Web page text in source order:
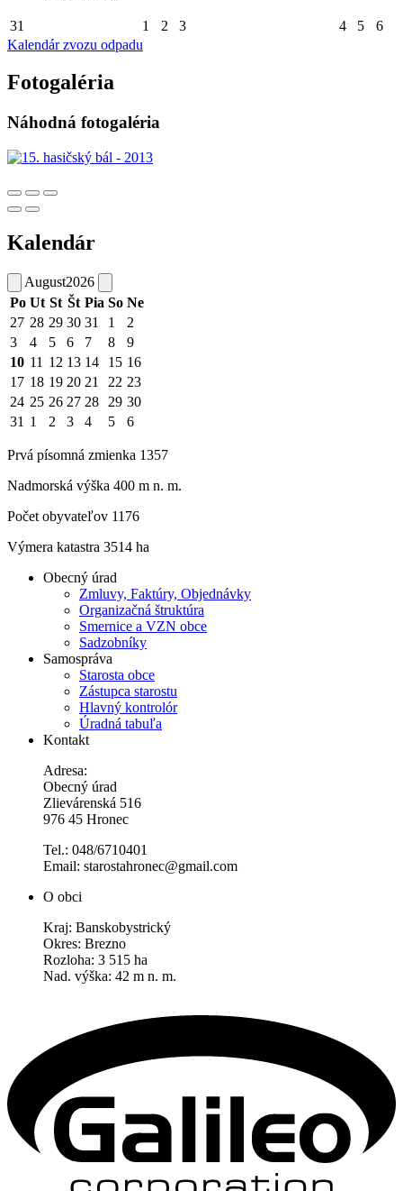
31 1 2 3 4 5
6
Kalendár zvozu odpadu
Fotogaléria
Náhodná fotogaléria
Kalendár
August2026
Po Ut St Št Pia So Ne
27 28 29 30 31 1
2
3
4 5 6 7 8
9
10 11 12 13 14 15 16
17 18 19 20 21 22 23
24 25 26 27 28 29 30
31 1 2 3 4 5 6
Prvá písomná zmienka 1357
Nadmorská výška 400 m n. m.
Počet obyvateľov 1176
Výmera katastra 3514 ha
Obecný úrad
Zmluvy, Faktúry, Objednávky
Organizačná štruktúra
Smernice a VZN obce
Sadzobníky
Samospráva
Starosta obce
Zástupca starostu
Hlavný kontrolór
Úradná tabuľa
Kontakt
Adresa:
Obecný úrad
Zlievárenská 516
976 45 Hronec
Tel.: 048/6710401
Email: starostahronec@gmail.com
O obci
Kraj: Banskobystrický
Okres: Brezno
Rozloha: 3 515 ha
Nad. výška: 42 m n. m.